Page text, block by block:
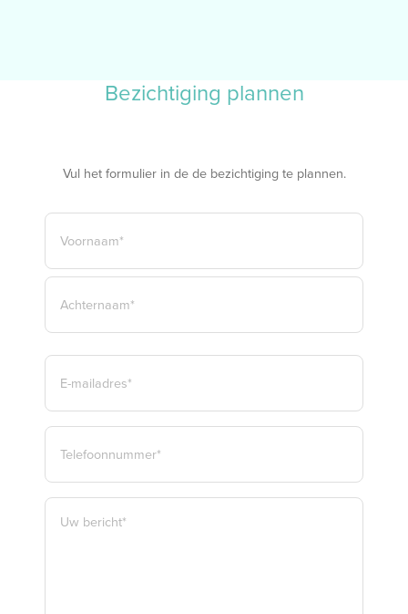
Bezichtiging plannen
Vul het formulier in de de bezichtiging te plannen.
NAAM
VOORNAAM*
E-
MAILADRES
TELEFOON
BERICHT